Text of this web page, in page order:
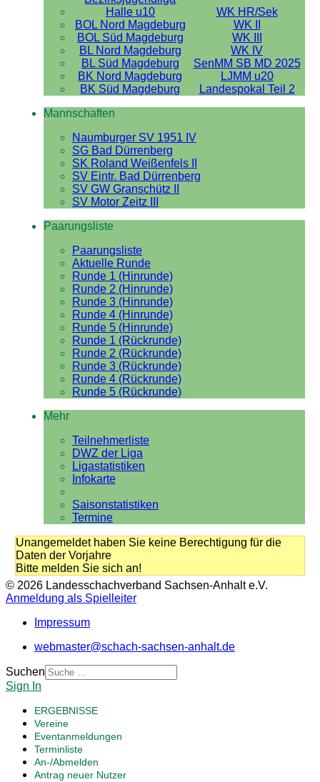
Halle u10
WK HR/Sek
BOL Nord Magdeburg
WK II
BOL Süd Magdeburg
WK III
BL Nord Magdeburg
WK IV
BL Süd Magdeburg
SenMM SB MD 2025
BK Nord Magdeburg
LJMM u20
BK Süd Magdeburg
Landespokal Teil 2
Mannschaften
Naumburger SV 1951 IV
SG Bad Dürrenberg
SK Roland Weißenfels II
SV Eintr. Bad Dürrenberg
SV GW Granschütz II
SV Motor Zeitz III
Paarungsliste
Paarungsliste
Aktuelle Runde
Runde 1 (Hinrunde)
Runde 2 (Hinrunde)
Runde 3 (Hinrunde)
Runde 4 (Hinrunde)
Runde 5 (Hinrunde)
Runde 1 (Rückrunde)
Runde 2 (Rückrunde)
Runde 3 (Rückrunde)
Runde 4 (Rückrunde)
Runde 5 (Rückrunde)
Mehr
Teilnehmerliste
DWZ der Liga
Ligastatistiken
Infokarte
Saisonstatistiken
Termine
Unangemeldet haben Sie keine Berechtigung für die
Daten der Vorjahre
Bitte melden Sie sich an!
© 2026 Landesschachverband Sachsen-Anhalt e.V.
Anmeldung als Spielleiter
Impressum
webmaster@schach-sachsen-anhalt.de
Suchen
Sign In
ERGEBNISSE
Vereine
Eventanmeldungen
Terminliste
An-/Abmelden
Antrag neuer Nutzer